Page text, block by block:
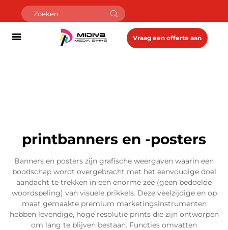
Vraag een offerte aan
printbanners en -posters
Banners en posters zijn grafische weergaven waarin een
boodschap wordt overgebracht met het eenvoudige doel
aandacht te trekken in een enorme zee (geen bedoelde
woordspeling) van visuele prikkels. Deze veelzijdige en op
maat gemaakte premium marketingsinstrumenten
hebben levendige, hoge resolutie prints die zijn ontworpen
om lang te blijven bestaan. Functies omvatten